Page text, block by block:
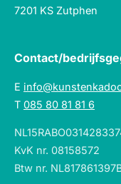
7201 KS Zutphen
Contact/
E
T 085 80 81 81 6
KvK nr. 08158572
Btw nr.